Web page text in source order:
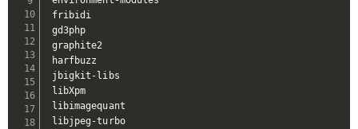
fribidi
gd3php
graphite2
harfbuzz
jbigkit-libs
libXpm
libimagequant
libjpeg-turbo